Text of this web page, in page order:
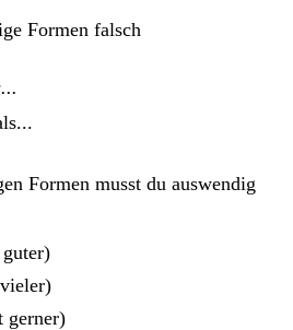
Formen falsch
Formen musst du auswendig
gerner)